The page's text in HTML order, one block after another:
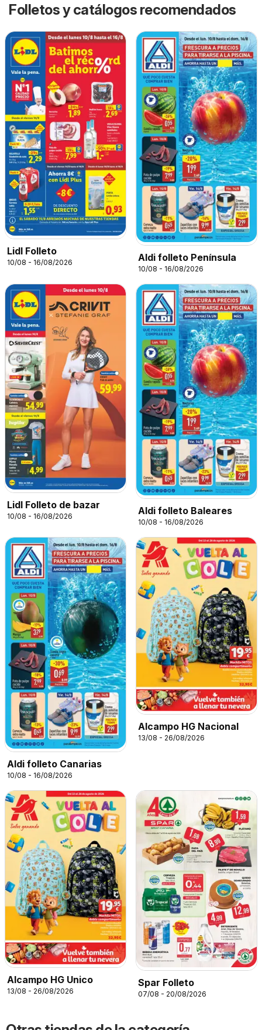
Folletos y catálogos recomendados
Lidl Folleto
10/08 - 16/08/2026 Aldi folleto Península
10/08 - 16/08/2026
Lidl Folleto de bazar
10/08 - 16/08/2026 Aldi folleto Baleares
10/08 - 16/08/2026
Aldi folleto Canarias
10/08 - 16/08/2026
Alcampo HG Nacional
13/08 - 26/08/2026
Alcampo HG Unico
13/08 - 26/08/2026
Spar Folleto
07/08 - 20/08/2026